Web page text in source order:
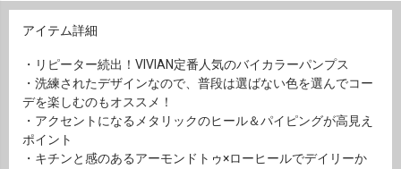
アイテム詳細
・リピーター続出！VIVIAN定番人気のバイカラーパンプス
・洗練されたデザインなので、普段は選ばない色を選んでコー
デを楽しむのもオススメ！
・アクセントになるメタリックのヒール＆パイピングが高見え
ポイント
・キチンと感のあるアーモンドトゥ×ローヒールでデイリーか